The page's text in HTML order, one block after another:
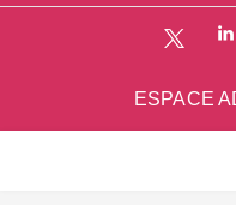
ESPACE